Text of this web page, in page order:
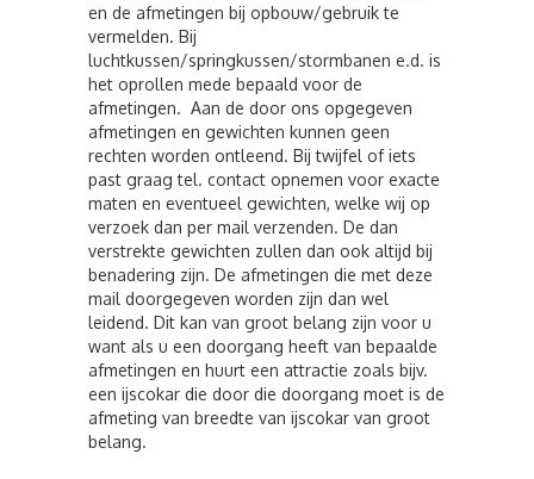
en de afmetingen bij opbouw/gebruik te
vermelden. Bij
luchtkussen/springkussen/stormbanen e.d. is
het oprollen mede bepaald voor de
afmetingen. Aan de door ons opgegeven
afmetingen en gewichten kunnen geen
rechten worden ontleend. Bij twijfel of iets
past graag tel. contact opnemen voor exacte
maten en eventueel gewichten, welke wij op
verzoek dan per mail verzenden. De dan
verstrekte gewichten zullen dan ook altijd bij
benadering zijn. De afmetingen die met deze
mail doorgegeven worden zijn dan wel
leidend. Dit kan van groot belang zijn voor u
want als u een doorgang heeft van bepaalde
afmetingen en huurt een attractie zoals bijv.
een ijscokar die door die doorgang moet is de
afmeting van breedte van ijscokar van groot
belang.